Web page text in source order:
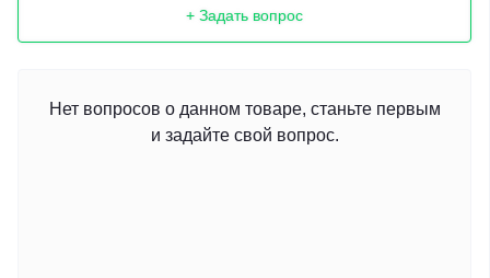
+ Задать вопрос
Нет вопросов о данном товаре, станьте первым
и задайте свой вопрос.